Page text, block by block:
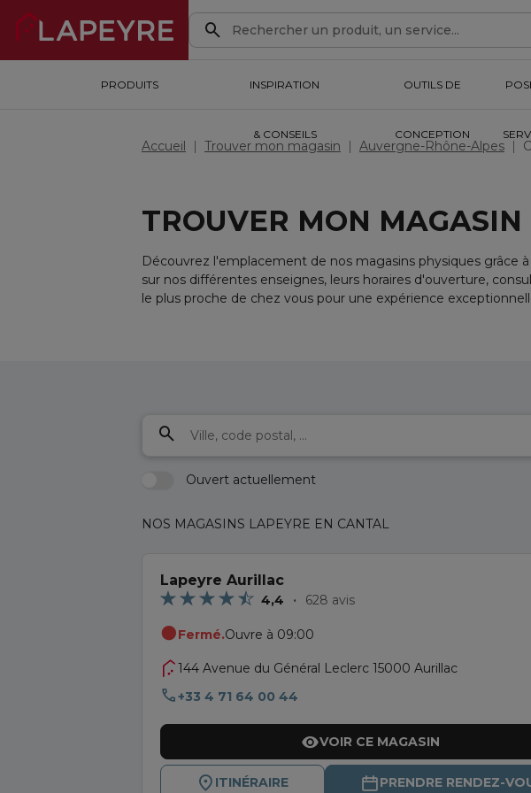
PRODUITS
INSPIRATION & CONSEILS INSPIRATION
& CONSEILS
OUTILS DE CONCEPTION OUTILS DE
CONCEPTION
POSE ET SERVICES
Accueil Trouver mon magasin Auvergne-Rhône-Alpes
TROUVER MON MAGASIN
Découvrez l'emplacement de nos magasins physiques grâce
sur nos différentes enseignes, leurs horaires d'ouverture,
le plus proche de chez vous pour une expérience
Ouvert actuellement
NOS MAGASINS LAPEYRE EN CANTAL
Lapeyre Aurillac
4,4 628 avis
Fermé.Ouvre à 09:00
144 Avenue du Général Leclerc 15000 Aurillac
+33 4 71 64 00 44
VOIR CE MAGASIN
ITINÉRAIRE PRENDRE RENDEZ-